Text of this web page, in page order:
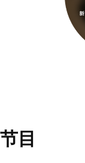
节目